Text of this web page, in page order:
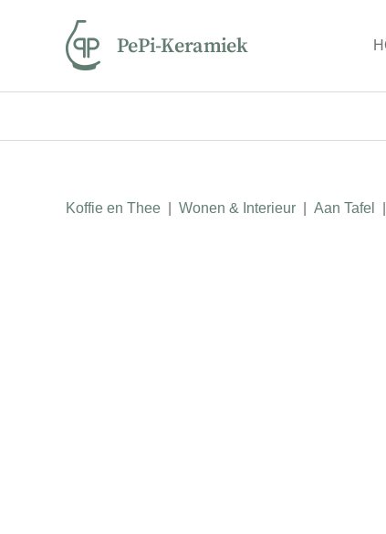
Koffie en Thee| Wonen & Interieur| Aan Tafel